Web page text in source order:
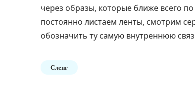
через образы, которые ближе всего
постоянно листаем ленты, смотрим
обозначить ту самую внутреннюю
Сленг